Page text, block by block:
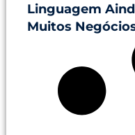
Linguagem
Muitos